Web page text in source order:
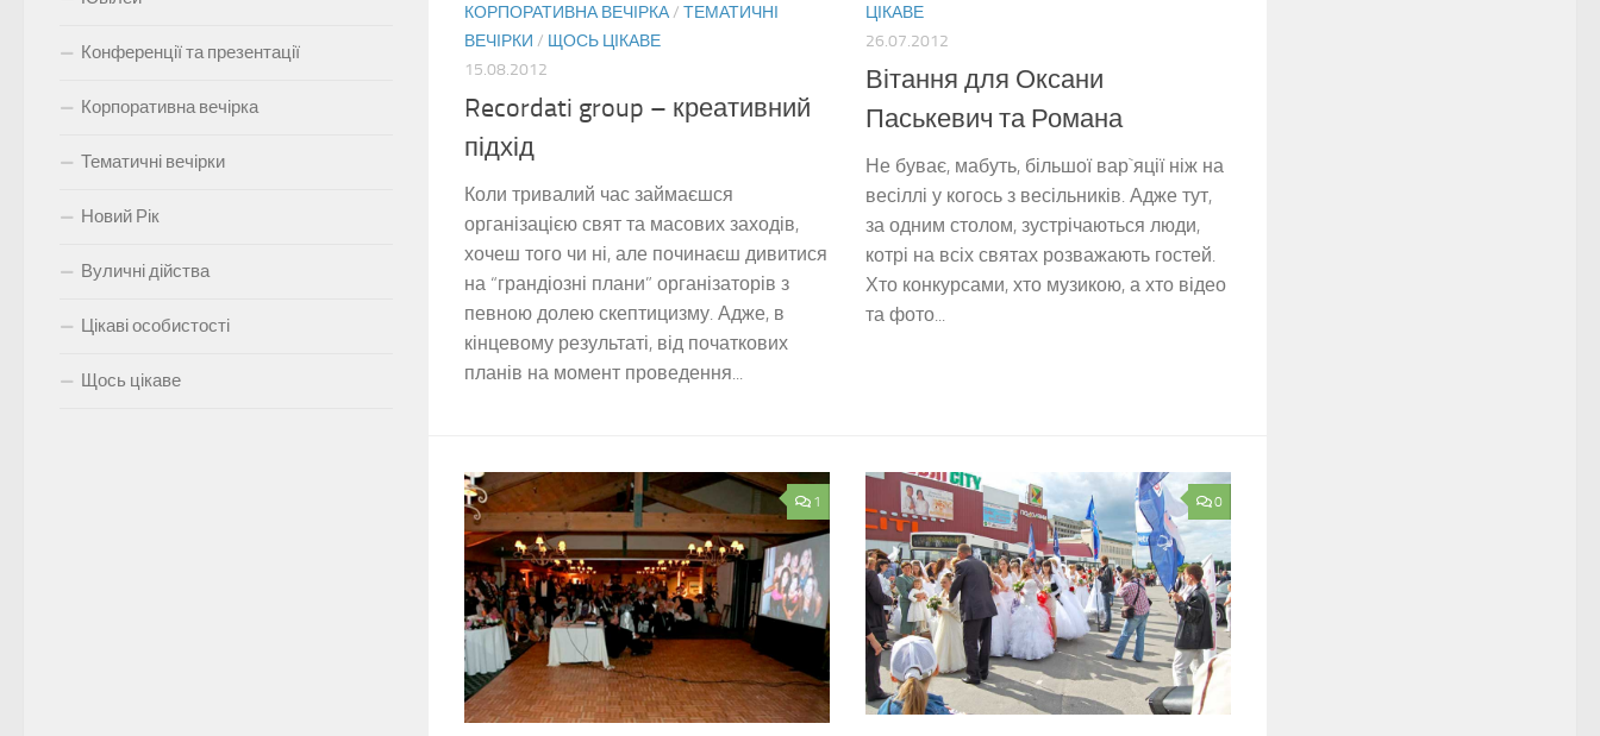
КОРПОРАТИВНА ВЕЧІРКА/ ТЕМАТИЧНІ
ВЕЧІРКИ / ЩОСЬ ЦІКАВЕ
15.08.2012
Recordati group – креативний
підхід
Коли тривалий час займаєшся
організацією свят та масових заходів,
хочеш того чи ні, але починаєш дивитися
на “грандіозні плани” організаторів з
певною долею скептицизму. Адже, в
кінцевому результаті, від початкових
планів на момент проведення...
ЦІКАВЕ
26.07.2012
Вітання для Оксани
Паськевич та Романа
Не буває, мабуть, більшої вар`яції ніж на
весіллі у когось з весільників. Адже тут,
за одним столом, зустрічаються люди,
котрі на всіх святах розважають гостей.
Хто конкурсами, хто музикою, а хто відео
та фото...
1 0
Конференції та презентації
Корпоративна вечірка
Тематичні вечірки
Новий Рік
Вуличні дійства
Цікаві особистості
Щось цікаве